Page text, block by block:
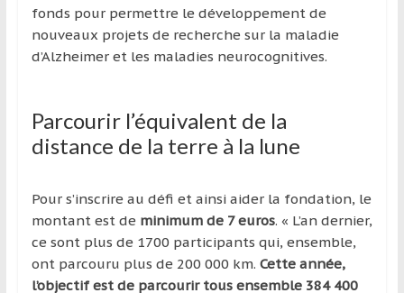
fonds pour permettre le développement de
nouveaux projets de recherche sur la maladie
d’Alzheimer et les maladies neurocognitives.
Parcourir l’équivalent de la
distance de la terre à la lune
Pour s’inscrire au défi et ainsi aider la fondation, le
montant est deminimum de 7 euros. « L’an dernier,
ce sont plus de 1700 participants qui, ensemble,
ont parcouru plus de 200 000 km. Cette année,
l’objectif est de parcourir tous ensemble 384 400